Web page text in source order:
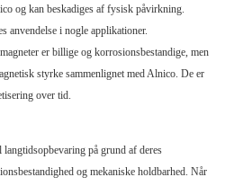
og kan beskadiges af fysisk påvirkning.
anvendelse i nogle applikationer.
er billige og korrosionsbestandige, men
styrke sammenlignet med Alnico. De er
over tid.
på grund af deres
og mekaniske holdbarhed. Når